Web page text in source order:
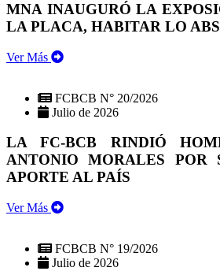
MNA INAUGURÓ LA
LA PLACA, HABITAR LO
Ver Más
FCBCB N° 20/2026
Julio de 2026
LA FC-BCB RINDIÓ
ANTONIO MORALES POR
APORTE AL PAÍS
Ver Más
FCBCB N° 19/2026
Julio de 2026